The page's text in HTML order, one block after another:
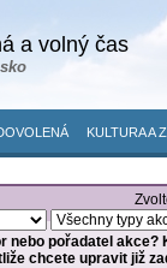
a volný čas
KULTURA A
nebo pořadatel akce?
chcete upravit již